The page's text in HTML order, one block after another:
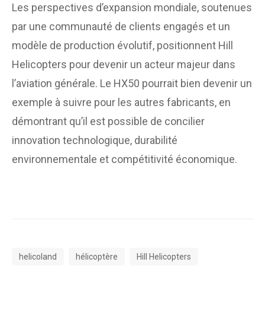
Les perspectives d’expansion mondiale, soutenues
par une communauté de clients engagés et un
modèle de production évolutif, positionnent Hill
Helicopters pour devenir un acteur majeur dans
l’aviation générale. Le HX50 pourrait bien devenir un
exemple à suivre pour les autres fabricants, en
démontrant qu’il est possible de concilier
innovation technologique, durabilité
environnementale et compétitivité économique.
helicoland hélicoptère Hill Helicopters